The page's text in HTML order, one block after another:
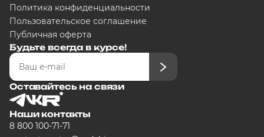
Оставшиеся части будут
графику
Политика конфиденциальности
Пользовательское соглашение
Публичная оферта
Будьте всегда в курсе!
Оставайтесь на связи
Наши контакты
8 800 100-71-71